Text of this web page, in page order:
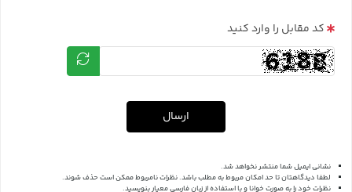
کد مقابل را وارد کنید
ارسال
نشانی ایمیل شما منتشر نخواهد شد.
لطفا دیدگاهتان تا حد امکان مربوط به مطلب باشد. نظرات نامربوط ممکن است حذف شوند.
نظرات خود را به صورت خوانا و با استفاده از زبان فارسی معیار بنویسید.